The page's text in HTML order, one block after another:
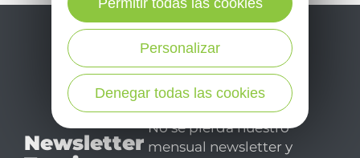
Newsletter
No se pierda nuestro
mensual newsletter y
Denegar todas las cookies
Personalizar
Permitir todas las cookies